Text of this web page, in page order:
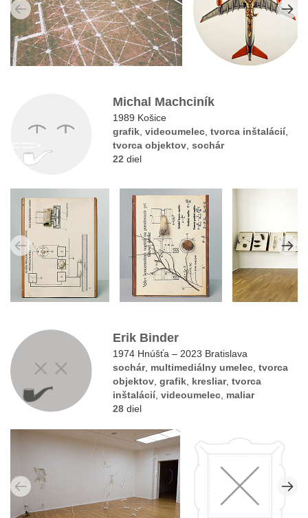
Michal Machciník
1989 Košice
grafik ,videoumelec ,tvorca inštalácií,
tvorca objektov ,sochár
22 diel
Erik Binder
1974 Hnúšťa – 2023 Bratislava
sochár, multimediálny umelec,tvorca
objektov,grafik, kresliar,tvorca
inštalácií,videoumelec, maliar
28 diel